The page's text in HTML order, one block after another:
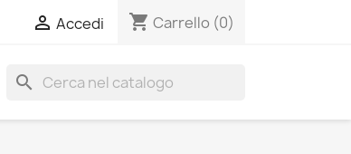
 Accedi shopping_cart Carrello (0)
search